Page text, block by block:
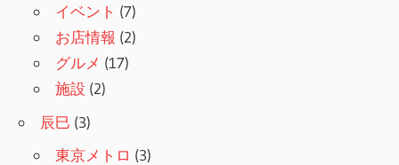
イベント (7)
お店情報 (2)
グルメ (17)
施設 (2)
辰巳 (3)
東京メトロ (3)